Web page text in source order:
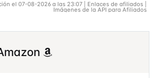
el 07-08-2026 a las 23:07 | Enlaces de afiliados |
Imágenes de la API para Afiliados